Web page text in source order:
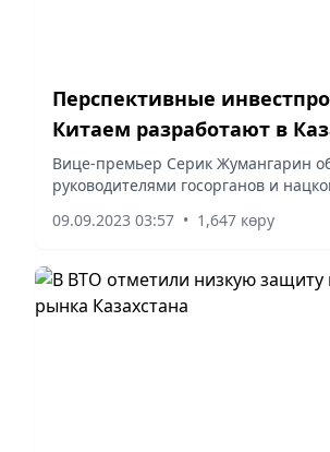
Перспективные
Китаем разработают в
Вице-премьер Серик Жумангарин
руководителями госорганов и
интенсификации сотрудничества со
09.09.2023 03:57 • 1,647 көру